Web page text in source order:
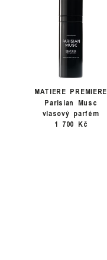
MATIERE PREMIERE
Parisian Musc
vlasový parfém
1 700 Kč